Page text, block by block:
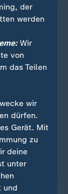
der
werden
Wir
von
das Teilen
wir
dürfen.
Gerät. Mit
zu
deine
unter
und